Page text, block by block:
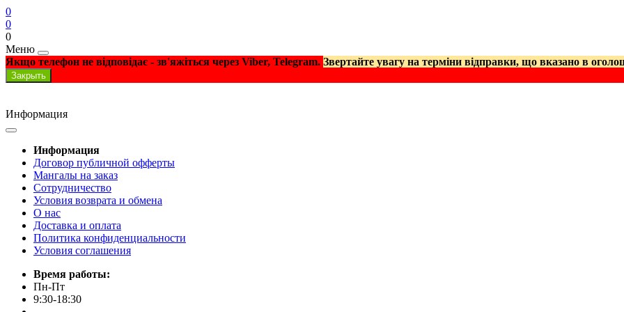
0
0
0
Меню
Якщо телефон не відповідає - зв'яжіться через Viber, Telegram. Звертайте увагу на терміни відправки, що вказано в
Закрыть
Информация
Информация
Договор публичной офферты
Мангалы на заказ
Сотрудничество
Условия возврата и обмена
О нас
Доставка и оплата
Политика конфиденциальности
Условия соглашения
Время работы:
Пн-Пт
9:30-18:30